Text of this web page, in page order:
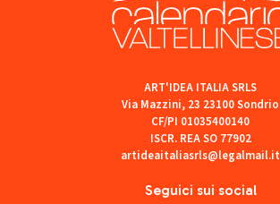
Seguici sui social
ART'IDEA ITALIA SRLS
Via Mazzini, 23 23100 Sondrio
CF/PI 01035400140
ISCR. REA SO 77902
artideaitaliasrls@legalmail.it